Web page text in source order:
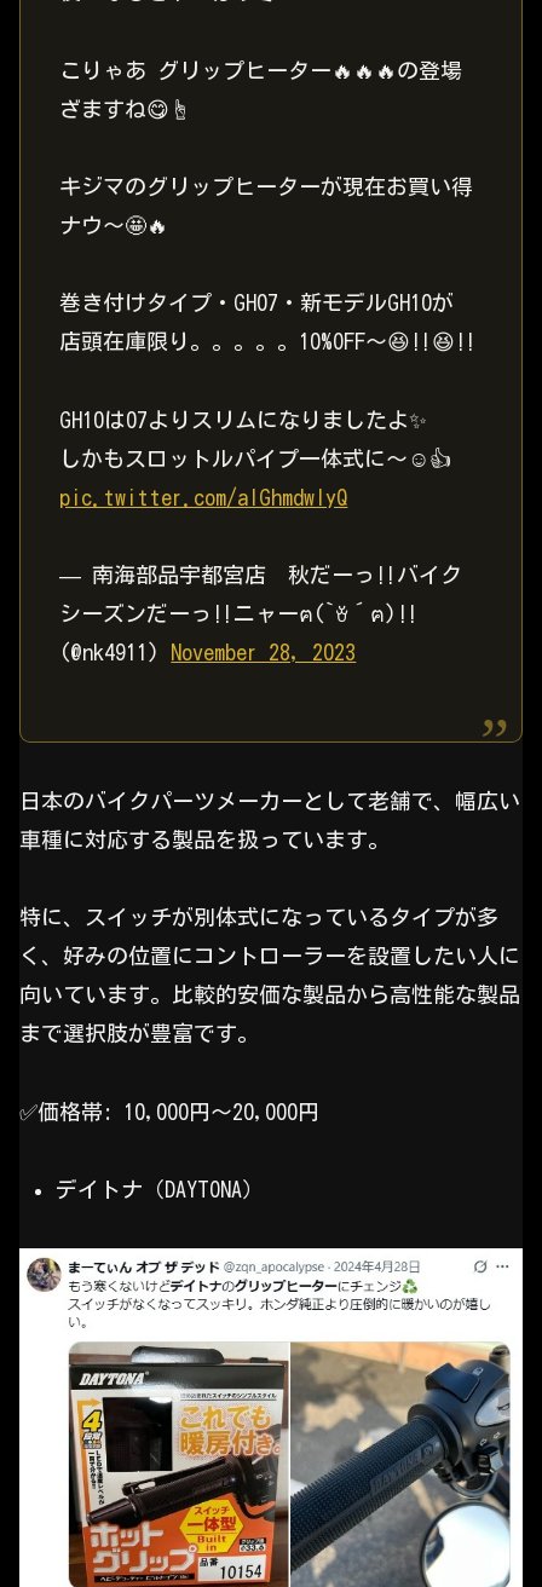
こりゃあ グリップヒーター🔥🔥🔥の登場
ざますね😋☝️
キジマのグリップヒーターが現在お買い得
ナウ〜🤩🔥
巻き付けタイプ・GH07・新モデルGH10が
店頭在庫限り。。。。。10%OFF〜😆‼️😆‼️
GH10は07よりスリムになりましたよ✨
しかもスロットルパイプ一体式に〜☺️👍
pic.twitter.com/aIGhmdwIyQ
— 南海部品宇都宮店 秋だーっ‼️バイク
シーズンだーっ‼️ニャーฅ(`ꈊ´ฅ)‼️
(@nk4911) November 28, 2023
日本のバイクパーツメーカーとして老舗で、幅広い
車種に対応する製品を扱っています。
特に、スイッチが別体式になっているタイプが多
く、好みの位置にコントローラーを設置したい人に
向いています。比較的安価な製品から高性能な製品
まで選択肢が豊富です。
✅️価格帯: 10,000円〜20,000円
デイトナ（DAYTONA）